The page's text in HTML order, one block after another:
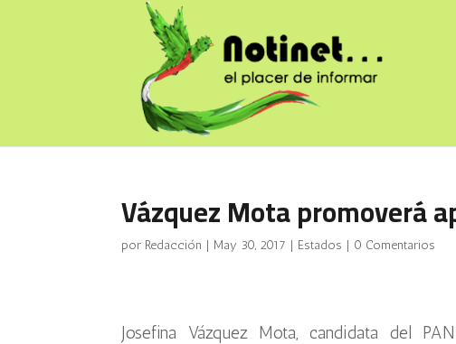
Vázquez Mota promoverá
por Redacción | May 30, 2017 | Estados | 0 Comentarios
Josefina Vázquez Mota, candidata del